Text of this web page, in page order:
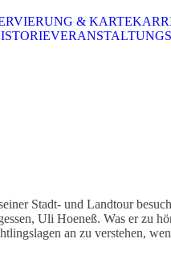
& KARTE
Stadt- und Landtour
Uli Hoeneß. Was er zu
an zu verstehen,